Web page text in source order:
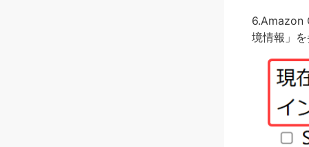
6.Amazon
境情報」